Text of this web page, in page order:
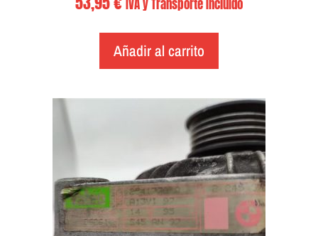
IVA y Transporte Incluido
Añadir al carrito